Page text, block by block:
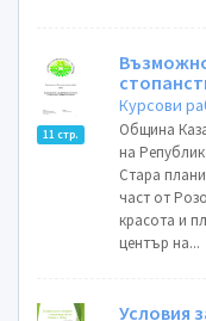
11 стр.
Курсови
Община
на
Стара
част от
красота и
център на...
Условия